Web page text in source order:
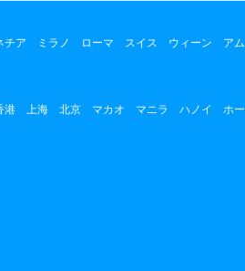
チア ミラノ ローマ スイス ウィーン ア
港 上海 北京 マカオ マニラ ハノイ ホ